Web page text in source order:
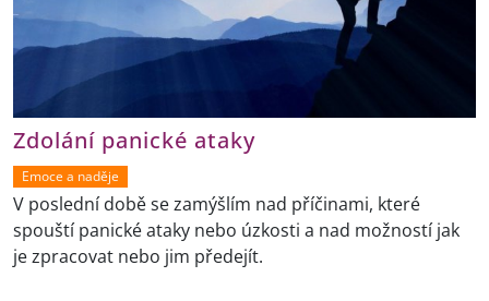
Zdolání panické ataky
Emoce a naděje
V poslední době se zamýšlím nad příčinami, které
spouští panické ataky nebo úzkosti a nad možností jak
je zpracovat nebo jim předejít.